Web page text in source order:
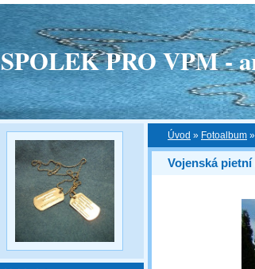
SPOLEK PRO VPM -
Úvod » Fotoalbum »
Vojenská